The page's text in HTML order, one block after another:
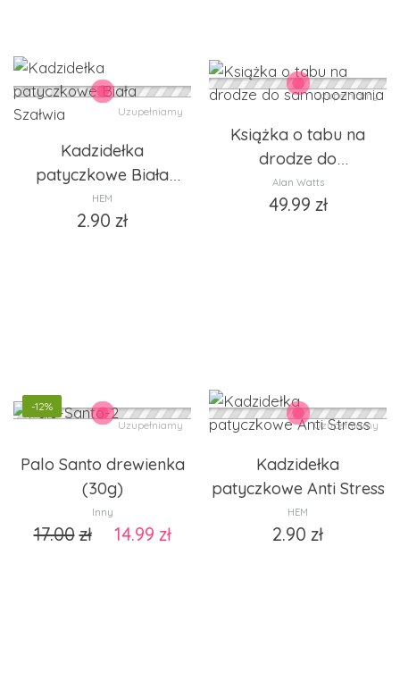
Uzupełniamy
Kadzidełka
patyczkowe Biała
Szałwia
HEM
2.90 zł
Uzupełniamy
Książka o tabu na
drodze do
samopoznania
Alan Watts
49.99 zł
-12%
Uzupełniamy
Palo Santo drewienka
(30g)
Inny
17.00 zł 14.99 zł
Uzupełniamy
Kadzidełka
patyczkowe Anti Stress
HEM
2.90 zł